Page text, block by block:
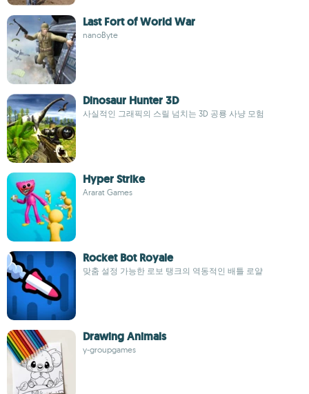
Last Fort of World War
nanoByte
Dinosaur Hunter 3D
사실적인 그래픽의 스릴 넘치는 3D 공룡 사냥 모험
Hyper Strike
Ararat Games
Rocket Bot Royale
맞춤 설정 가능한 로보 탱크의 역동적인 배틀 로얄
Drawing Animals
y-groupgames